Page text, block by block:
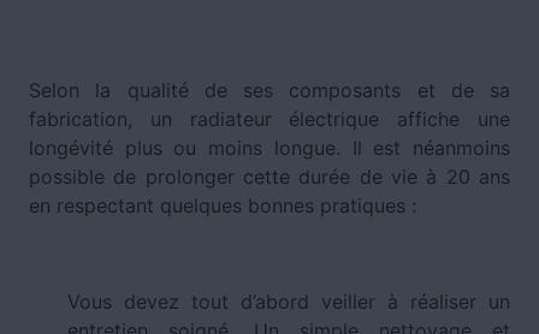
Selon la qualité de ses composants et de sa
fabrication, un radiateur électrique affiche une
longévité plus ou moins longue. Il est néanmoins
possible de prolonger cette durée de vie à 20 ans
en respectant quelques bonnes pratiques :
Vous devez tout d’abord veiller à réaliser un